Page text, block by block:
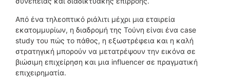
Από ένα τηλεοπτικό ριάλιτι μέχρι μια εταιρεία
εκατομμυρίων, η διαδρομή της Τούνη είναι ένα case
study του πώς το πάθος, η εξωστρέφεια και η καλή
στρατηγική μπορούν να μετατρέψουν την εικόνα σε
βιώσιμη επιχείρηση και μια influencer σε πραγματική
επιχειρηματία.